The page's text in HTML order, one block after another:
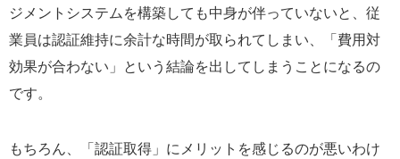
ジメントシステムを構築しても中身が伴っていないと、従
業員は認証維持に余計な時間が取られてしまい、「費用対
効果が合わない」という結論を出してしまうことになるの
です。
もちろん、「認証取得」にメリットを感じるのが悪いわけ